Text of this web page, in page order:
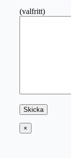
(valfritt)
×